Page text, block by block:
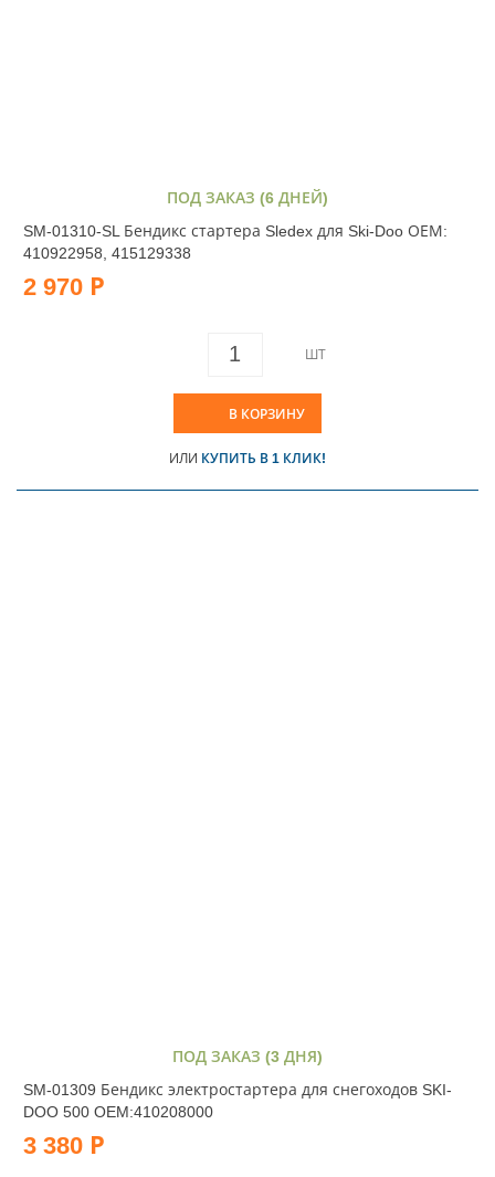
ПОД ЗАКАЗ (6 ДНЕЙ)
SM-01310-SL Бендикс стартера Sledex для Ski-Doo ОЕМ:
410922958, 415129338
2 970 Р
ШТ
В КОРЗИНУ
ИЛИ КУПИТЬ В 1 КЛИК!
ПОД ЗАКАЗ (3 ДНЯ)
SM-01309 Бендикс электростартера для снегоходов SKI-
DOO 500 OEM:410208000
3 380 Р